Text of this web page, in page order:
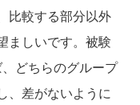
比較する部分以外
ましいです。被験
どちらのグループ
、差がないように